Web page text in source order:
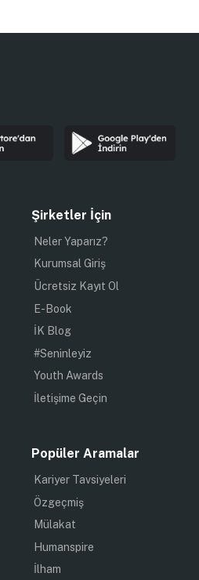
Şirketler İçin
Neler Yaparız?
Kurumsal Giriş
Ücretsiz Kayıt Ol
E-Book
İK Blog
#Seninleyiz
Youth Awards
İletişime Geçin
Popüler Aramalar
Kariyer Tavsiyeleri
Özgeçmiş
Mülakat
Humanspire
İlham